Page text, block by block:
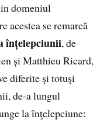
domeniul
acestea se remarcă
înțelepciunii, de
și Matthieu Ricard,
diferite şi totuşi
de-a lungul
la înţelepciune: